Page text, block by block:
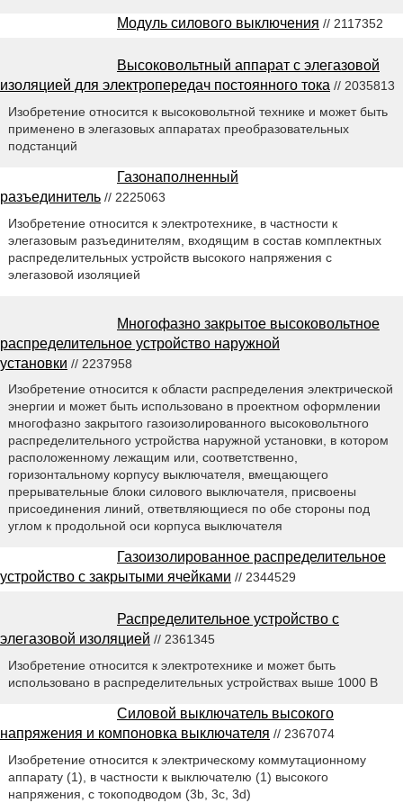
Модуль силового выключения // 2117352
Высоковольтный аппарат с элегазовой
изоляцией для электропередач постоянного тока // 2035813
Изобретение относится к высоковольтной технике и может быть
применено в элегазовых аппаратах преобразовательных
подстанций
Газонаполненный
разъединитель // 2225063
Изобретение относится к электротехнике, в частности к
элегазовым разъединителям, входящим в состав комплектных
распределительных устройств высокого напряжения с
элегазовой изоляцией
Многофазно закрытое высоковольтное
распределительное устройство наружной
установки // 2237958
Изобретение относится к области распределения электрической
энергии и может быть использовано в проектном оформлении
многофазно закрытого газоизолированного высоковольтного
распределительного устройства наружной установки, в котором
расположенному лежащим или, соответственно,
горизонтальному корпусу выключателя, вмещающего
прерывательные блоки силового выключателя, присвоены
присоединения линий, ответвляющиеся по обе стороны под
углом к продольной оси корпуса выключателя
Газоизолированное распределительное
устройство с закрытыми ячейками // 2344529
Распределительное устройство с
элегазовой изоляцией // 2361345
Изобретение относится к электротехнике и может быть
использовано в распределительных устройствах выше 1000 В
Силовой выключатель высокого
напряжения и компоновка выключателя // 2367074
Изобретение относится к электрическому коммутационному
аппарату (1), в частности к выключателю (1) высокого
напряжения, с токоподводом (3b, 3с, 3d)